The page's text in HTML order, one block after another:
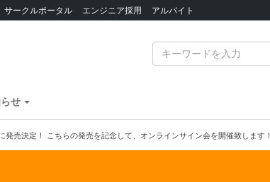
サークルポータル エンジニア採用 アルバイト
せ
売決定！ こちらの発売を記念して、オンラインサイン会を開催致します！